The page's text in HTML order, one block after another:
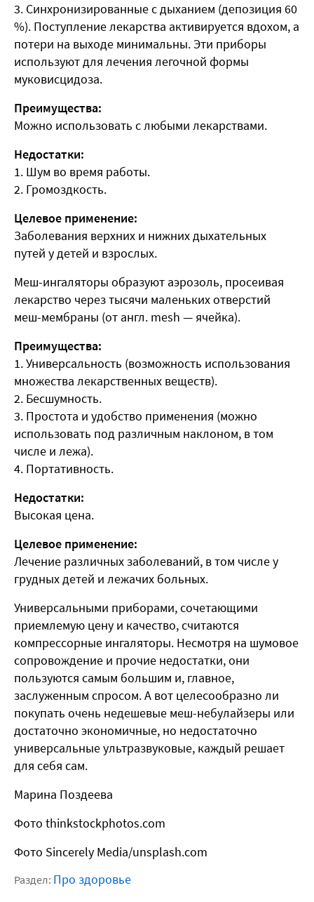
3. Синхронизированные с дыханием (депозиция 60
%). Поступление лекарства активируется вдохом, а
потери на выходе минимальны. Эти приборы
используют для лечения легочной формы
муковисцидоза.
Преимущества:
Можно использовать с любыми лекарствами.
Недостатки:
1. Шум во время работы.
2. Громоздкость.
Целевое применение:
Заболевания верхних и нижних дыхательных
путей у детей и взрослых.
Меш-ингаляторы образуют аэрозоль, просеивая
лекарство через тысячи маленьких отверстий
меш-мембраны (от англ. mesh — ячейка).
Преимущества:
1. Универсальность (возможность использования
множества лекарственных веществ).
2. Бесшумность.
3. Простота и удобство применения (можно
использовать под различным наклоном, в том
числе и лежа).
4. Портативность.
Недостатки:
Высокая цена.
Целевое применение:
Лечение различных заболеваний, в том числе у
грудных детей и лежачих больных.
Универсальными приборами, сочетающими
приемлемую цену и качество, считаются
компрессорные ингаляторы. Несмотря на шумовое
сопровождение и прочие недостатки, они
пользуются самым большим и, главное,
заслуженным спросом. А вот целесообразно ли
покупать очень недешевые меш-небулайзеры или
достаточно экономичные, но недостаточно
универсальные ультразвуковые, каждый решает
для себя сам.
Марина Поздеева
Фото thinkstockphotos.com
Фото Sincerely Media/unsplash.com
Раздел: Про здоровье